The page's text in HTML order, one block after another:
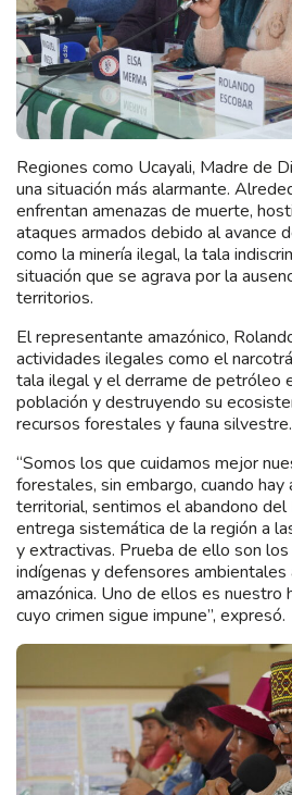
Regiones como Ucayali, Madre de
una situación más alarmante.
enfrentan amenazas de muerte,
ataques armados debido al avance
como la minería ilegal, la tala
situación que se agrava por la
territorios.
El representante amazónico,
actividades ilegales como el
tala ilegal y el derrame de petróleo
población y destruyendo su
recursos forestales y fauna silvestre.
“Somos los que cuidamos mejor
forestales, sin embargo, cuando hay
territorial, sentimos el abandono del
entrega sistemática de la región a
y extractivas. Prueba de ello son
indígenas y defensores
amazónica. Uno de ellos es nuestro
cuyo crimen sigue impune”, expresó.